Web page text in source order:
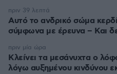
Αυτό το ανδρικό σώμα
σύμφωνα με έρευνα – Και
πριν 39 λεπτά
Κλείνει τα μεσάνυχτα ο
λόγω αυξημένου κινδύνου
πριν μία ώρα